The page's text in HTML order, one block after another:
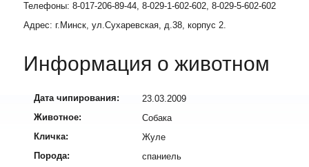
Телефоны: 8-017-206-89-44, 8-029-1-602-602, 8-029-5-602-602
Адрес: г.Минск, ул.Сухаревская, д.38, корпус 2.
Информация о животном
Дата чипирования:
23.03.2009
Животное:
Собака
Кличка:
Жуле
Порода:
спаниель